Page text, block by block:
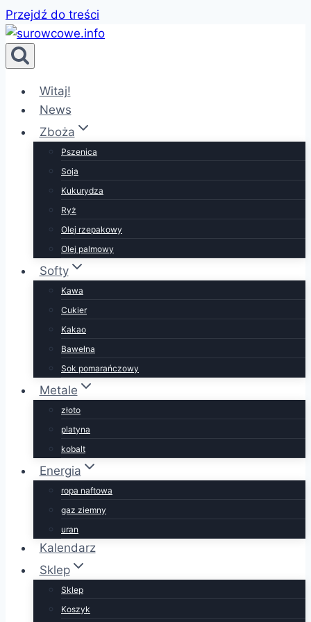
Przejdź do treści
Witaj!
News
Zboża
Pszenica
Soja
Kukurydza
Ryż
Olej rzepakowy
Olej palmowy
Softy
Kawa
Cukier
Kakao
Bawełna
Sok pomarańczowy
Metale
złoto
platyna
kobalt
Energia
ropa naftowa
gaz ziemny
uran
Kalendarz
Sklep
Sklep
Koszyk